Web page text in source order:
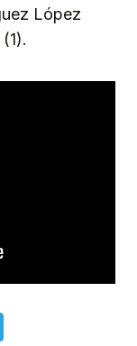
López